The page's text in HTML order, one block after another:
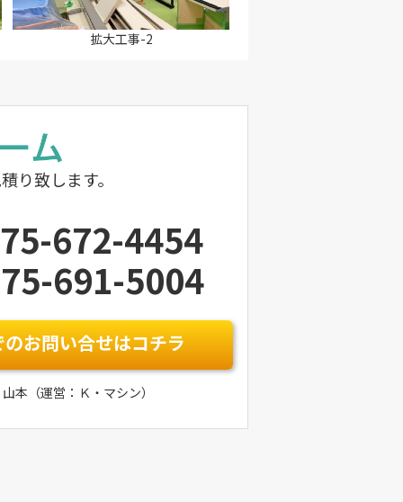
拡大工事-2
り致します。
672-4454
691-5004
お問い合せはコチラ
本（運営：Ｋ・マシン）